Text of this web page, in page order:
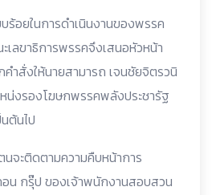
ร้อยในการดำเนินงานของพรรค
เลขาธิการพรรคจึงเสนอหัวหน้า
ำสั่งให้นายสามารถ เจนชัยจิตรวนิ
น่งรองโฆษกพรรคพลังประชารัฐ
ต้นไป
จะติดตามความคืบหน้าการ
น กรุ๊ป ของเจ้าพนักงานสอบสวน